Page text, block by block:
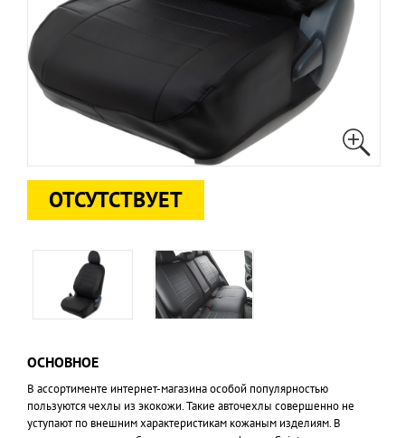
ОТСУТСТВУЕТ
ОСНОВНОЕ
В ассортименте интернет-магазина особой популярностью
пользуются чехлы из экокожи. Такие авточехлы совершенно не
уступают по внешним характеристикам кожаным изделиям. В